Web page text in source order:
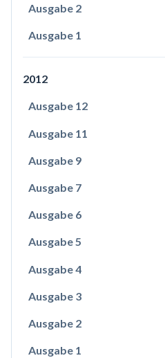
Ausgabe 2
Ausgabe 1
2012
Ausgabe 12
Ausgabe 11
Ausgabe 9
Ausgabe 7
Ausgabe 6
Ausgabe 5
Ausgabe 4
Ausgabe 3
Ausgabe 2
Ausgabe 1